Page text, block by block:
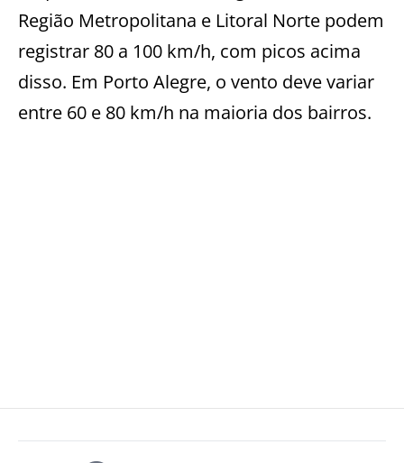
Região Metropolitana e Litoral Norte podem
registrar 80 a 100 km/h, com picos acima
disso. Em Porto Alegre, o vento deve variar
entre 60 e 80 km/h na maioria dos bairros.